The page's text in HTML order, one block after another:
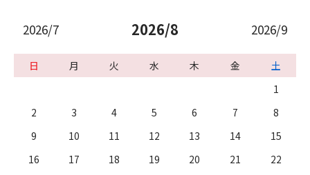
2026/7 2026/8 2026/9
日 月 火 水 木 金
土
1
2
3 4 5 6 7
8
9
10 11 12 13 14
15
16
17 18 19 20 21
22